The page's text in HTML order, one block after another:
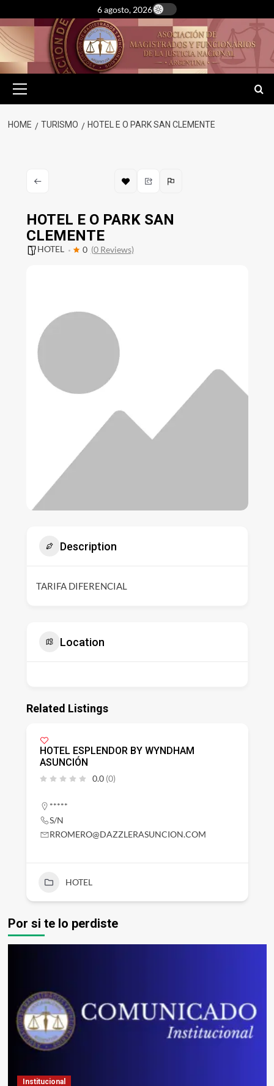
to
content
6 agosto, 2026
Menu
HOME TURISMO HOTEL E O PARK SAN CLEMENTE
HOTEL E O PARK SAN
CLEMENTE
HOTEL 0 (0 Reviews)
Description
TARIFA DIFERENCIAL
Location
Related Listings
HOTEL ESPLENDOR BY WYNDHAM
ASUNCIÓN
0.0 (0)
*****
S/N
RROMERO@DAZZLERASUNCION.COM
HOTEL
Por si te lo perdiste
Institucional